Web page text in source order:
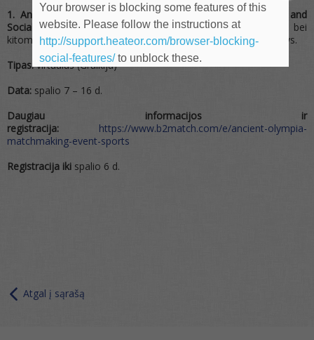
1. Ancient Olympia Matchmaking Event – Sports, Tourism and
Social Innovation– sporto, turizmo, socialinių inovacijų bei
kitoms su šiais sektoriais susijusioms įmonėms skirtas renginys.
Tipas:virtualus (Graikija)
Data: spalio 7 – 16 d.
Daugiau informacijos ir
registracija:
https://www.b2match.com/e/ancient-olympia-
matchmaking-event-sports
Registracija iki spalio 6 d.
Atgal į sąrašą
Your browser is blocking some features of this
website. Please follow the instructions at
http://support.heateor.com/browser-blocking-
social-features/to unblock these.